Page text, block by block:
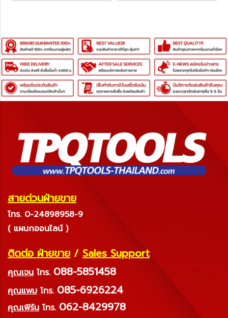
สายด่วนฝ่ายขาย
โทร. 0-24898958-9
( แผนกออนไลน์ )
ติดต่อ ฝ่ายขาย / Sales Support
คุณเจน โทร. 088-5851458
คุณแพม โทร. 085-6926224
คุณเฟิร์น โทร. 062-8429978